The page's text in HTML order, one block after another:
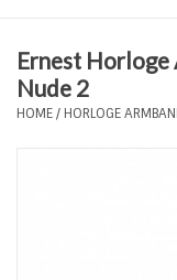
Plus Size Sieraden
Ernest Horloge
Nude 2
HOME/ HORLOGE